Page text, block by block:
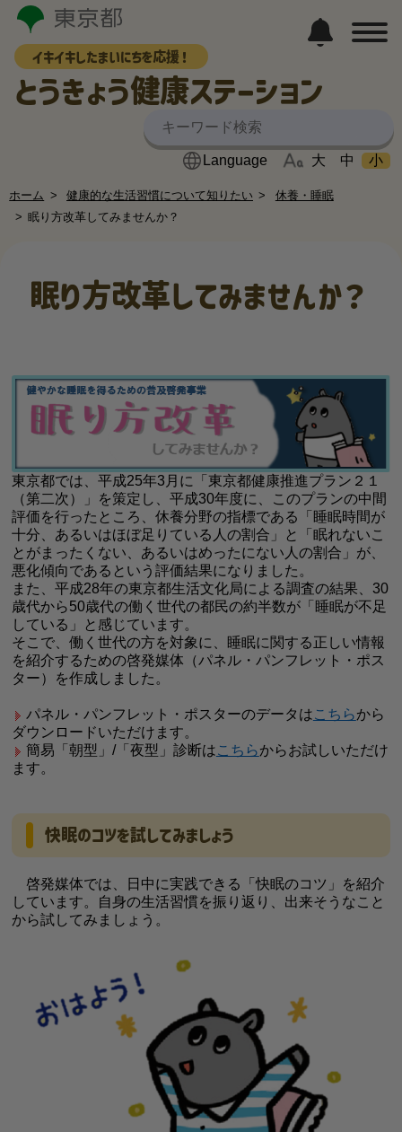
イキイキしたまいにちを応援！
とうきょう健康ステーション
大 中 小
ホーム 健康的な生活習慣について知りたい
休養・睡眠
眠り方改革してみませんか？
眠り方改革してみませんか？
東京都では、平成25年3月に「東京都健康推進プラン２１
（第二次）」を策定し、平成30年度に、このプランの中間
評価を行ったところ、休養分野の指標である「睡眠時間が
十分、あるいはほぼ足りている人の割合」と「眠れないこ
とがまったくない、あるいはめったにない人の割合」が、
悪化傾向であるという評価結果になりました。
また、平成28年の東京都生活文化局による調査の結果、30
歳代から50歳代の働く世代の都民の約半数が「睡眠が不足
している」と感じています。
そこで、働く世代の方を対象に、睡眠に関する正しい情報
を紹介するための啓発媒体（パネル・パンフレット・ポス
ター）を作成しました。
パネル・パンフレット・ポスターのデータはこちらから
ダウンロードいただけます。
簡易「朝型」/「夜型」診断はこちらからお試しいただけ
ます。
快眠のコツを試してみましょう
啓発媒体では、日中に実践できる「快眠のコツ」を紹介
しています。自身の生活習慣を振り返り、出来そうなこと
から試してみましょう。